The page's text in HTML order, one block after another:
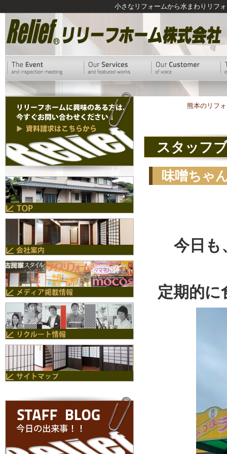
小さなリフォームから水まわりリフ
熊本のリフ
スタッフ
味噌ちゃ
今日も
定期的